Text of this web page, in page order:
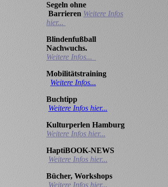
Segeln ohne
Barrieren Weitere Infos
hier...
Blindenfußball
Nachwuchs.
Weitere Infos...
Mobilitätstraining
Weitere Infos...
Buchtipp
Weitere Infos hier...
Kulturperlen Hamburg
Weitere Infos hier...
HaptiBOOK-NEWS
Weitere Infos hier...
Bücher, Workshops
Weitere Infos hier...